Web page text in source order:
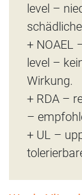
level –
+ NOAEL
level –
Wirkung.
+ RDA –
–
+ UL –